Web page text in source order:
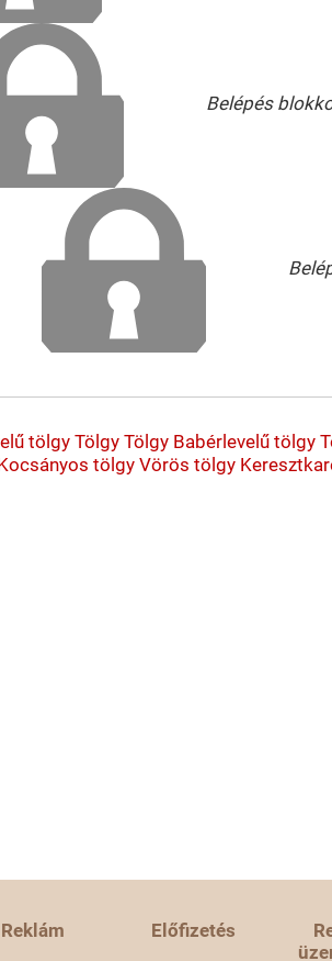
Belépés
tölgy Tölgy Tölgy Babérlevelű tölgy
tölgy Vörös tölgy
Reklám Előfizetés